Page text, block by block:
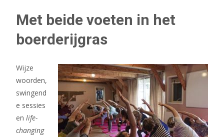
Met beide voeten in het
boerderijgras
Wijze
woorden,
swingend
e sessies
en life-
changing